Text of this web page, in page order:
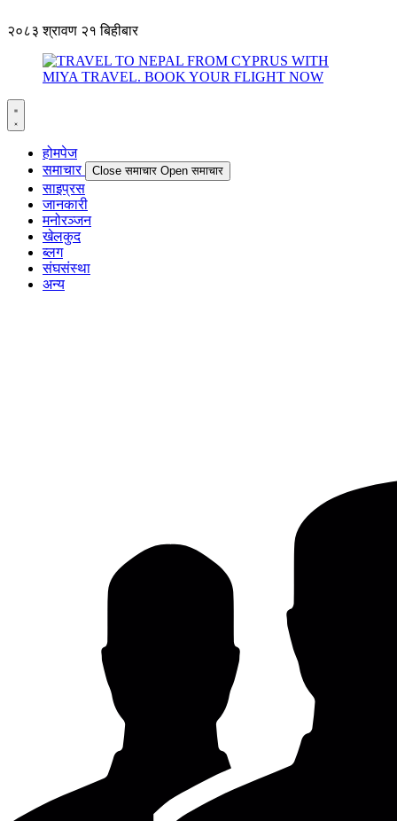
२०८३ श्रावण २१ बिहीबार
होमपेज
समाचार
Close समाचार Open समाचार
साइप्रस
जानकारी
मनोरञ्जन
खेलकुद
ब्लग
संघसंस्था
अन्य